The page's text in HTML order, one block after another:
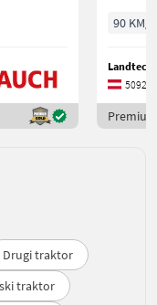
90 KM/
5092
Drugi traktor
traktor